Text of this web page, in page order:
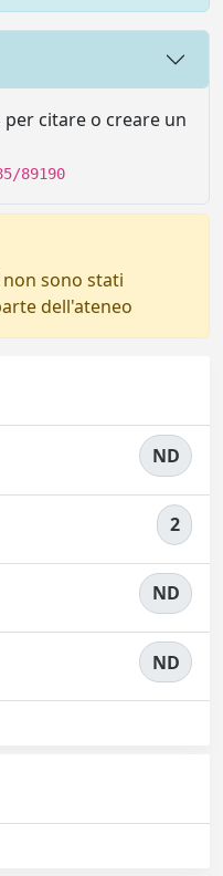
citare o creare un
89190
sono stati
dell'ateneo
ND
2
ND
ND